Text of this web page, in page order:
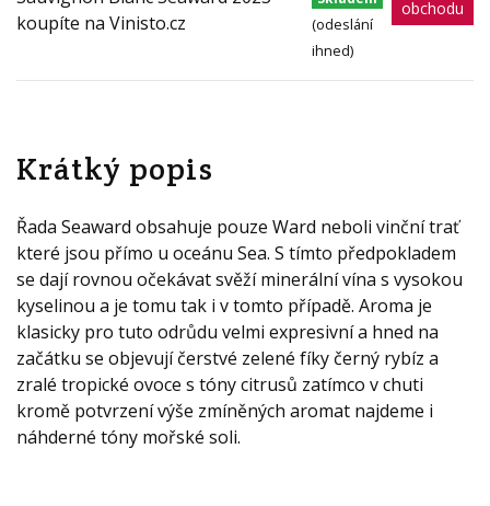
(odeslání
ihned)
obchodu
Krátký popis
Řada Seaward obsahuje pouze Ward neboli vinční trať
které jsou přímo u oceánu Sea. S tímto předpokladem
se dají rovnou očekávat svěží minerální vína s vysokou
kyselinou a je tomu tak i v tomto případě. Aroma je
klasicky pro tuto odrůdu velmi expresivní a hned na
začátku se objevují čerstvé zelené fíky černý rybíz a
zralé tropické ovoce s tóny citrusů zatímco v chuti
kromě potvrzení výše zmíněných aromat najdeme i
náhderné tóny mořské soli.